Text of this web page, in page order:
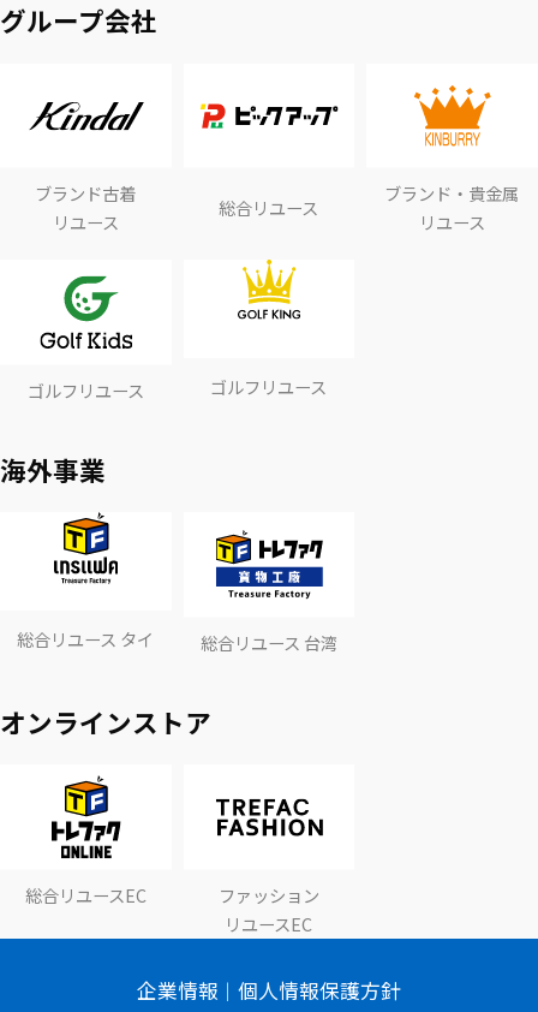
グループ会社
ブランド古着
リユース
総合リユース
ブランド・貴金属
リユース
ゴルフリユース ゴルフリユース
海外事業
総合リユース タイ 総合リユース 台湾
オンラインストア
総合リユースEC
ファッション
リユースEC
企業情報
個人情報保護方針